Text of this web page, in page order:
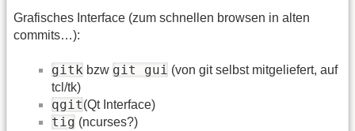
Grafisches Interface (zum schnellen browsen in alten
commits…):
gitk bzw git gui (von git selbst mitgeliefert, auf
tcl/tk)
qgit(Qt Interface)
tig (ncurses?)